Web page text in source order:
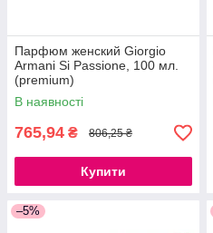
Парфюм женский Giorgio
Armani Si Passione, 100 мл.
(premium)
В наявності
765,94 ₴ 806,25 ₴
Купити
–5%